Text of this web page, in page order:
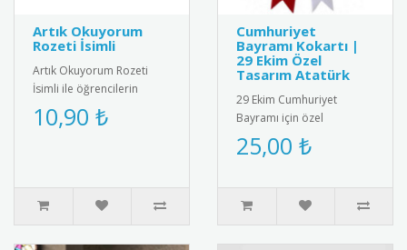
Artık Okuyorum
Rozeti İsimli
Artık Okuyorum Rozeti
İsimli ile öğrencilerin
başarısını kişiselleştirin!
Özel isim baskılı tasarımı..
10,90 ₺
Cumhuriyet
Bayramı Kokartı |
29 Ekim Özel
Tasarım Atatürk
29 Ekim Cumhuriyet
Bayramı için özel
tasarlanmış, kaliteli metal
ve emaye malzemeden
25,00 ₺